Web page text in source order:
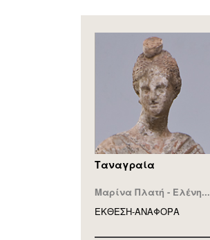
Ταναγραία
Μαρίνα Πλατή - Ελένη...
ΕΚΘΕΣΗ-ΑΝΑΦΟΡA